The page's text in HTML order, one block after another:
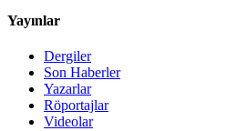
Yayınlar
Dergiler
Son Haberler
Yazarlar
Röportajlar
Videolar